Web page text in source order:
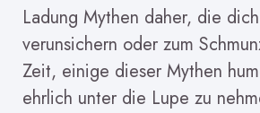
Ladung Mythen daher, die
verunsichern oder zum
Zeit, einige dieser Mythen
ehrlich unter die Lupe zu